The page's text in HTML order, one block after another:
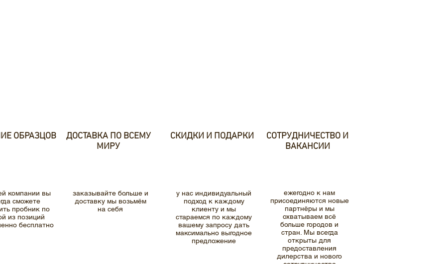
ОБРАЗЦОВ
ДОСТАВКА ПО ВСЕМУ
МИРУ
СКИДКИ И ПОДАРКИ
СОТРУДНИЧЕСТВО И
ВАКАНСИИ
компании вы
сможете
пробник по
из позиций
бесплатно
заказывайте больше и
доставку мы возьмём
на себя
у нас индивидуальный
подход к каждому
клиенту и мы
стараемся по каждому
вашему запросу дать
максимально выгодное
предложение
ежегодно к нам
присоединяются новые
партнёры и мы
охватываем всё
больше городов и
стран. Мы всегда
открыты для
предоставления
дилерства и нового